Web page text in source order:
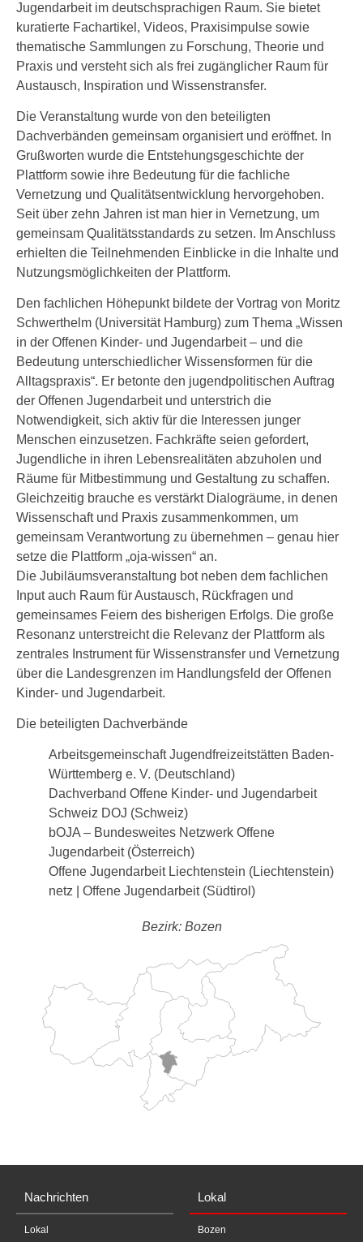
Jugendarbeit im deutschsprachigen Raum. Sie bietet
kuratierte Fachartikel, Videos, Praxisimpulse sowie
thematische Sammlungen zu Forschung, Theorie und
Praxis und versteht sich als frei zugänglicher Raum für
Austausch, Inspiration und Wissenstransfer.
Die Veranstaltung wurde von den beteiligten
Dachverbänden gemeinsam organisiert und eröffnet. In
Grußworten wurde die Entstehungsgeschichte der
Plattform sowie ihre Bedeutung für die fachliche
Vernetzung und Qualitätsentwicklung hervorgehoben.
Seit über zehn Jahren ist man hier in Vernetzung, um
gemeinsam Qualitätsstandards zu setzen. Im Anschluss
erhielten die Teilnehmenden Einblicke in die Inhalte und
Nutzungsmöglichkeiten der Plattform.
Den fachlichen Höhepunkt bildete der Vortrag von Moritz
Schwerthelm (Universität Hamburg) zum Thema „Wissen
in der Offenen Kinder- und Jugendarbeit – und die
Bedeutung unterschiedlicher Wissensformen für die
Alltagspraxis“. Er betonte den jugendpolitischen Auftrag
der Offenen Jugendarbeit und unterstrich die
Notwendigkeit, sich aktiv für die Interessen junger
Menschen einzusetzen. Fachkräfte seien gefordert,
Jugendliche in ihren Lebensrealitäten abzuholen und
Räume für Mitbestimmung und Gestaltung zu schaffen.
Gleichzeitig brauche es verstärkt Dialogräume, in denen
Wissenschaft und Praxis zusammenkommen, um
gemeinsam Verantwortung zu übernehmen – genau hier
setze die Plattform „oja-wissen“ an.
Die Jubiläumsveranstaltung bot neben dem fachlichen
Input auch Raum für Austausch, Rückfragen und
gemeinsames Feiern des bisherigen Erfolgs. Die große
Resonanz unterstreicht die Relevanz der Plattform als
zentrales Instrument für Wissenstransfer und Vernetzung
über die Landesgrenzen im Handlungsfeld der Offenen
Kinder- und Jugendarbeit.
Die beteiligten Dachverbände
Arbeitsgemeinschaft Jugendfreizeitstätten Baden-
Württemberg e. V. (Deutschland)
Dachverband Offene Kinder- und Jugendarbeit
Schweiz DOJ (Schweiz)
bOJA – Bundesweites Netzwerk Offene
Jugendarbeit (Österreich)
Offene Jugendarbeit Liechtenstein (Liechtenstein)
netz | Offene Jugendarbeit (Südtirol)
Bezirk: Bozen
Nachrichten
Lokal
Lokal
Bozen